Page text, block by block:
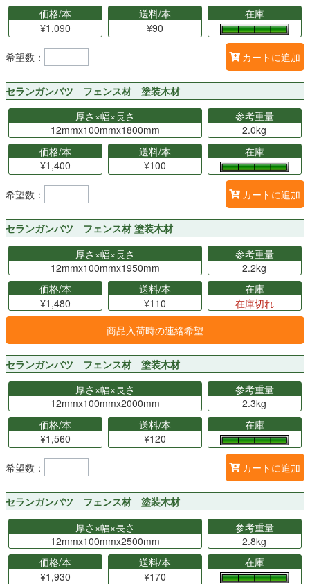
価格/本
¥1,090
送料/本
¥90
在庫
希望数： カートに追加
セランガンバツ フェンス材 塗装木材
厚さ×幅×長さ
12mmx100mmx1800mm
参考重量
2.0kg
価格/本
¥1,400
送料/本
¥100
在庫
希望数： カートに追加
セランガンバツ フェンス材 塗装木材
厚さ×幅×長さ
12mmx100mmx1950mm
参考重量
2.2kg
価格/本
¥1,480
送料/本
¥110
在庫
在庫切れ
商品入荷時の連絡希望
セランガンバツ フェンス材 塗装木材
厚さ×幅×長さ
12mmx100mmx2000mm
参考重量
2.3kg
価格/本
¥1,560
送料/本
¥120
在庫
希望数： カートに追加
セランガンバツ フェンス材 塗装木材
厚さ×幅×長さ
12mmx100mmx2500mm
参考重量
2.8kg
価格/本
¥1,930
送料/本
¥170
在庫